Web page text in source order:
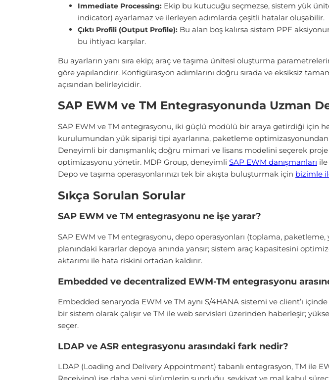
Immediate Processing: Ekip bu kutucuğu seçmezse, sistem yük
indicator) ayarlamaz ve ilerleyen adımlarda çeşitli hatalar oluşabilir.
Çıktı Profili (Output Profile): Bu alan boş kalırsa sistem PPF
bu ihtiyacı karşılar.
Bu ayarların yanı sıra ekip; araç ve taşıma ünitesi oluşturma
göre yapılandırır. Konfigürasyon adımlarını doğru sırada ve eksiksiz
açısından belirleyicidir.
SAP EWM ve TM Entegrasyonunda Uzman
SAP EWM ve TM entegrasyonu, iki güçlü modülü bir araya getirdiği için
kurulumundan yük siparişi tipi ayarlarına, paketleme
Deneyimli bir danışmanlık; doğru mimari ve lisans modelini seçerek proje
optimizasyonu yönetir. MDP Group, deneyimli SAP EWM danışmanları
Depo ve taşıma operasyonlarınızı tek bir akışta buluşturmak için bizimle
Sıkça Sorulan Sorular
SAP EWM ve TM entegrasyonu ne işe yarar?
SAP EWM ve TM entegrasyonu, depo operasyonları (toplama,
planındaki kararlar depoya anında yansır; sistem araç kapasitesini
aktarımı ile hata riskini ortadan kaldırır.
Embedded ve decentralized EWM-TM entegrasyonu
Embedded senaryoda EWM ve TM aynı S/4HANA sistemi ve client’ı
bir sistem olarak çalışır ve TM ile web servisleri üzerinden haberleşir;
seçer.
LDAP ve ASR entegrasyonu arasındaki fark nedir?
LDAP (Loading and Delivery Appointment) tabanlı entegrasyon, TM ile